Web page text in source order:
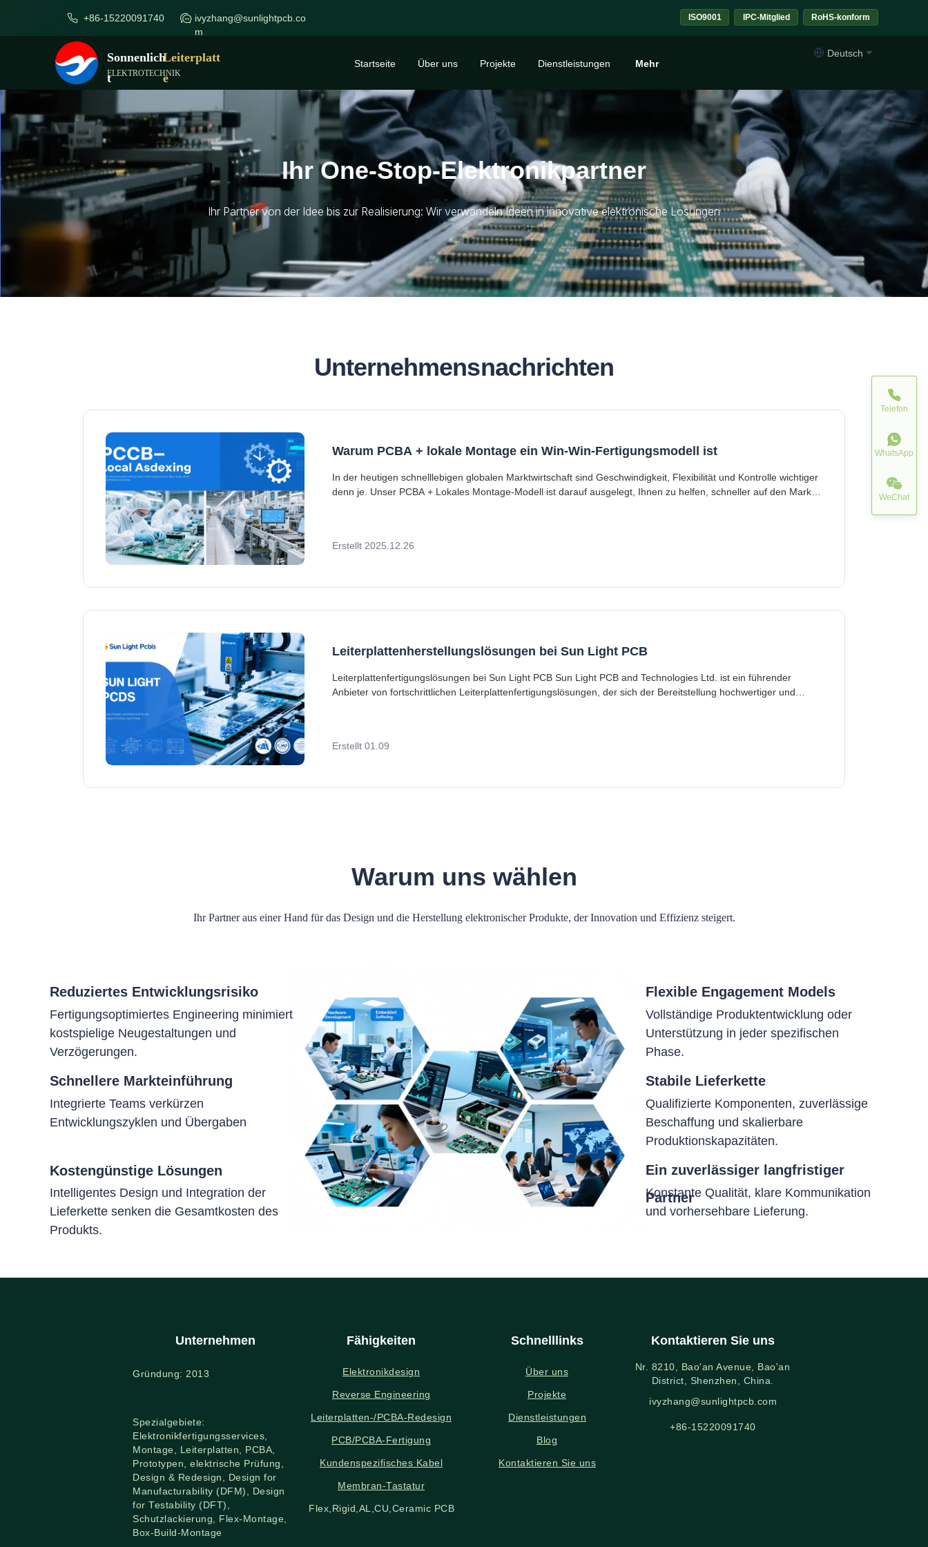
ISO9001 IPC-Mitglied RoHS-konform
+86-15220091740
ivyzhang@sunlightpcb.co
m
Startseite Über uns Projekte Dienstleistungen Mehr
Deutsch
Sonnenlich
t
Leiterplatt
e
ELEKTROTECHNIK
Ihr One-Stop-Elektronikpartner
Ihr Partner von der Idee bis zur Realisierung: Wir verwandeln Ideen in innovative elektronische Lösungen
Unternehmensnachrichten
Warum PCBA + lokale Montage ein Win-Win-Fertigungsmodell ist
In der heutigen schnelllebigen globalen Marktwirtschaft sind Geschwindigkeit, Flexibilität und Kontrolle wichtiger
denn je. Unser PCBA + Lokales Montage-Modell ist darauf ausgelegt, Ihnen zu helfen, schneller auf den Markt
Erstellt 2025.12.26
Leiterplattenherstellungslösungen bei Sun Light PCB
Leiterplattenfertigungslösungen bei Sun Light PCB Sun Light PCB and Technologies Ltd. ist ein führender
Anbieter von fortschrittlichen Leiterplattenfertigungslösungen, der sich der Bereitstellung hochwertiger und
Erstellt 01.09
Ihr Partner aus einer Hand für das Design und die Herstellung elektronischer Produkte, der Innovation und Effizienz steigert.
Reduziertes Entwicklungsrisiko
Fertigungsoptimiertes Engineering minimiert
kostspielige Neugestaltungen und
Verzögerungen.
Vollständige Produktentwicklung oder
Unterstützung in jeder spezifischen
Phase.
Stabile Lieferkette
Qualifizierte Komponenten, zuverlässige
Beschaffung und skalierbare
Produktionskapazitäten.
Ein zuverlässiger langfristiger
Partner
Konstante Qualität, klare Kommunikation
und vorhersehbare Lieferung.
Flexible Engagement Models
Warum uns wählen
Schnellere Markteinführung
Integrierte Teams verkürzen
Entwicklungszyklen und Übergaben
Kostengünstige Lösungen
Intelligentes Design und Integration der
Lieferkette senken die Gesamtkosten des
Produkts.
Unternehmen
Gründung: 2013
Spezialgebiete:
Elektronikfertigungsservices,
Montage, Leiterplatten, PCBA,
Prototypen, elektrische Prüfung,
Design & Redesign, Design for
Manufacturability (DFM), Design
for Testability (DFT),
Schutzlackierung, Flex-Montage,
Box-Build-Montage
Fähigkeiten
Elektronikdesign
Reverse Engineering
Leiterplatten-/PCBA-Redesign
PCB/PCBA-Fertigung
Kundenspezifisches Kabel
Membran-Tastatur
Flex,Rigid,AL,CU,Ceramic PCB
Schnelllinks
Über uns
Projekte
Dienstleistungen
Blog
Kontaktieren Sie uns
Kontaktieren Sie uns
Nr. 8210, Bao'an Avenue, Bao'an
District, Shenzhen, China.
ivyzhang@sunlightpcb.com
+86-15220091740
Telefon
WhatsApp
WeChat